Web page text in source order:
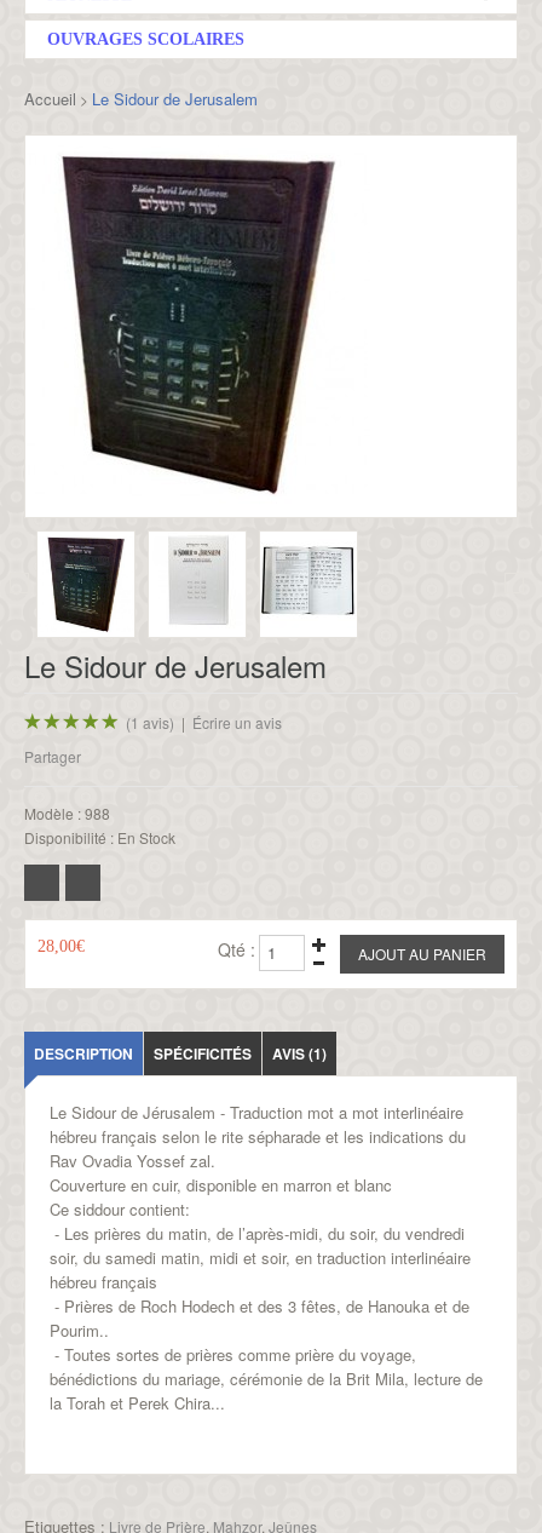
OUVRAGES SCOLAIRES
Accueil > Le Sidour de Jerusalem
Le Sidour de Jerusalem
(1 avis) | Écrire un avis
Partager
Modèle :988
Disponibilité : En Stock
28,00€ Qté :
DESCRIPTION SPÉCIFICITÉS AVIS (1)
Le Sidour de Jérusalem - Traduction mot a mot interlinéaire
hébreu français selon le rite sépharade et les indications du
Rav Ovadia Yossef zal.
Couverture en cuir, disponible en marron et blanc
Ce siddour contient:
- Les prières du matin, de l’après-midi, du soir, du vendredi
soir, du samedi matin, midi et soir, en traduction interlinéaire
hébreu français
- Prières de Roch Hodech et des 3 fêtes, de Hanouka et de
Pourim..
- Toutes sortes de prières comme prière du voyage,
bénédictions du mariage, cérémonie de la Brit Mila, lecture de
la Torah et Perek Chira...
Etiquettes : Livre de Prière, Mahzor, Jeûnes